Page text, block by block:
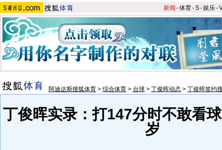
新闻 -体育-S-娱乐-
阿迪达斯搜狐体育 > 综合体育 > 台球 > 丁俊晖动态 > 丁俊晖签约
丁俊晖实录：打147分时不敢看
岁